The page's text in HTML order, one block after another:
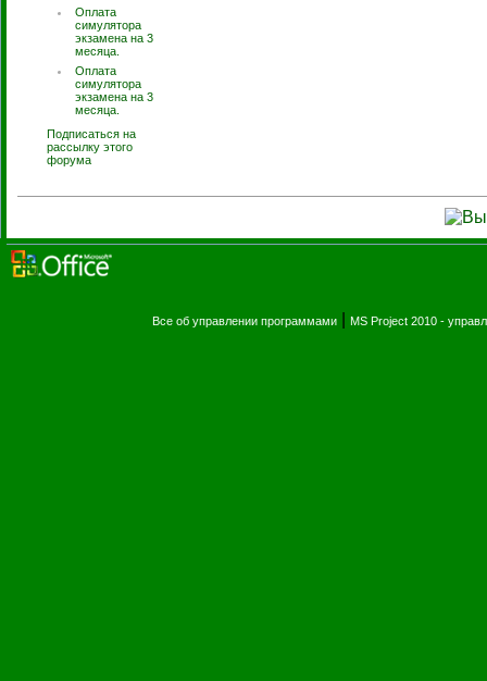
Оплата
симулятора
экзамена на 3
месяца.
Оплата
симулятора
экзамена на 3
месяца.
Подписаться на
рассылку этого
форума
Все об управлении программами MS Project 2010 -